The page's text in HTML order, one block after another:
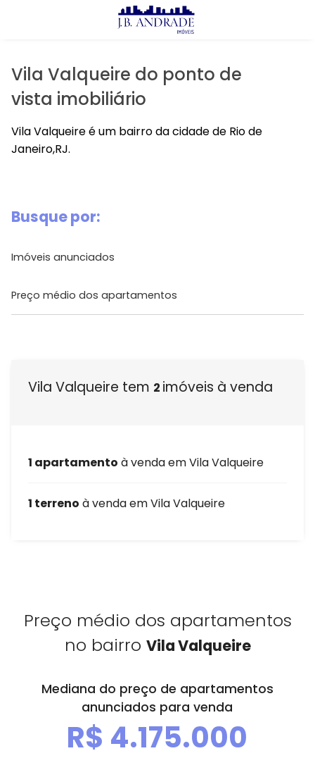
Alugar
Lançamentos
J.B Andrade
Lançamentos
Avalie seu Imóvel
Aluguel
Blog
Área do cliente
Administração de condomínios
Fale Conosco
Trabalhe Conosco
Vila Valqueire do ponto de
vista imobiliário
Vila Valqueire é um bairro da cidade de Rio de
Janeiro,RJ.
Busque por:
Imóveis anunciados
Preço médio dos apartamentos
Vila Valqueire tem 2 imóveis à venda
1 apartamento à venda em Vila Valqueire
1 terreno à venda em Vila Valqueire
Preço médio dos apartamentos
no bairro Vila Valqueire
Mediana do preço de apartamentos
anunciados para venda
R$ 4.175.000